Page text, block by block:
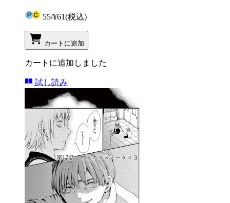
55/¥61(税込)
カートに追加
カートに追加しました
試し読み